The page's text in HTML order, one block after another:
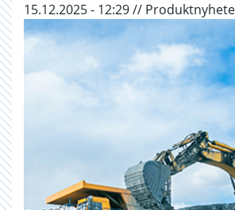
15.12.2025 - 12:29 //